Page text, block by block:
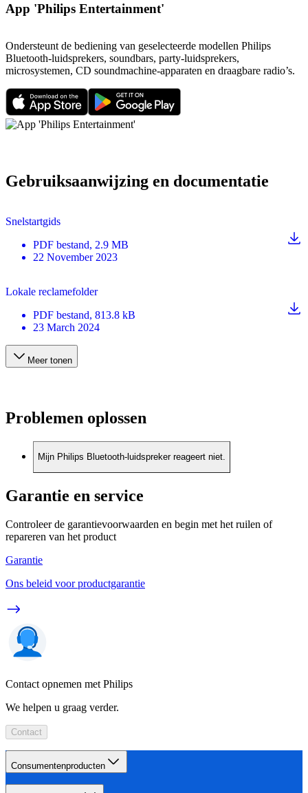
App 'Philips Entertainment'
Ondersteunt de bediening van geselecteerde modellen Philips
Bluetooth-luidsprekers, soundbars, party-luidsprekers,
microsystemen, CD soundmachine-apparaten en draagbare radio’s.
Gebruiksaanwijzing en documentatie
Snelstartgids
PDF bestand, 2.9 MB
22 November 2023
Lokale reclamefolder
PDF bestand, 813.8 kB
23 March 2024
Meer tonen
Problemen oplossen
Mijn Philips Bluetooth-luidspreker reageert niet.
Garantie en service
Controleer de garantievoorwaarden en begin met het ruilen of
repareren van het product
Garantie
Ons beleid voor productgarantie
Contact opnemen met Philips
We helpen u graag verder.
Contact
Consumentenproducten